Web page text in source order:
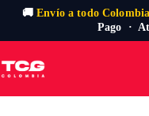
🚚Envío a todo Colombia
Pago ·
al
contenido